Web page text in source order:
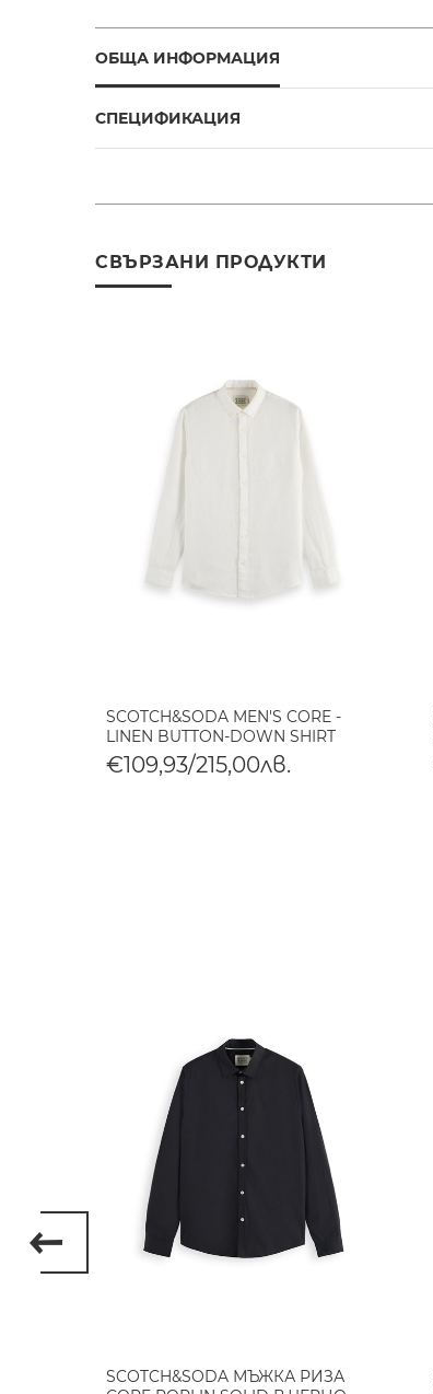
ОБЩА ИНФОРМАЦИЯ
СПЕЦИФИКАЦИЯ
СВЪРЗАНИ ПРОДУКТИ
SCOTCH&SODA MEN'S CORE -
LINEN BUTTON-DOWN SHIRT
€109,93/215,00лв.
SCOTCH&SODA МЪЖКА РИЗА